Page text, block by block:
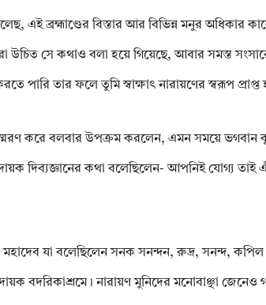
এই ব্রহ্মাণ্ডের বিস্তার আর বিভিন্ন মনুর অধিকার
উচিত সে কথাও বলা হয়ে গিয়েছে, আবার সমস্ত
পারি তার ফলে তুমি স্বাক্ষাৎ নারায়ণের স্বরূপ প্রাপ্ত
করে বলবার উপক্রম করলেন, এমন সময়ে ভগবান
দিব্যজ্ঞানের কথা বলেছিলেন- আপনিই যোগ্য তাই
মহাদেব যা বলেছিলেন সনক সনন্দন, রুদ্র, সনন্দ,
বদরিকাশ্রমে। নারায়ণ মুনিদের মনোবাঞ্ছা জেনেও